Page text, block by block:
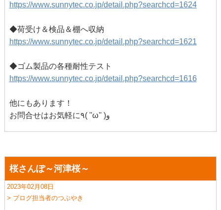
https://www.sunnytec.co.jp/detail.php?searchcd=1624
◆荷受け＆検品＆棚へ収納
https://www.sunnytec.co.jp/detail.php?searchcd=1621
◆ゴム製品の各種耐性テスト
https://www.sunnytec.co.jp/detail.php?searchcd=1616
他にもあります！
お問合せはお気軽に٩( ''ω'' )و
桜さんぽ～河津桜～
2023年02月08日
> ブログ担当者のつぶやき